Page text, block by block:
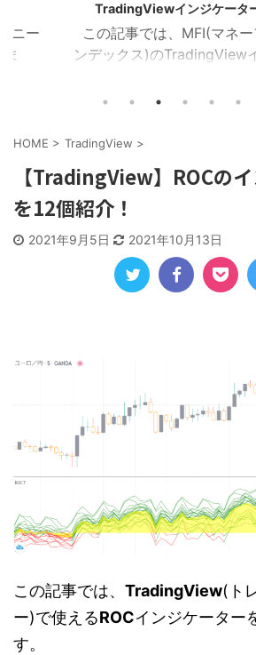
ニー
ン サ
ケー
を表
ど
TradingViewインジケータ
この記事では、MFI(マネー
ンデックス)のTradingView
フローインデックス MFIカ
ス MFIヒストグラム MFIトレ
ックス MFIダイバージェン
シグナル 上位足MFI MFIボリ
MFI 平滑化MFI １．マネーフ
デックス このインジケータ
が買 ...
HOME > TradingView >
【TradingView】ROCの
を12個紹介！
2021年9月5日 2021年10月13日
この記事では、 TradingView(ト
ー)で使えるROCインジケーター
す。